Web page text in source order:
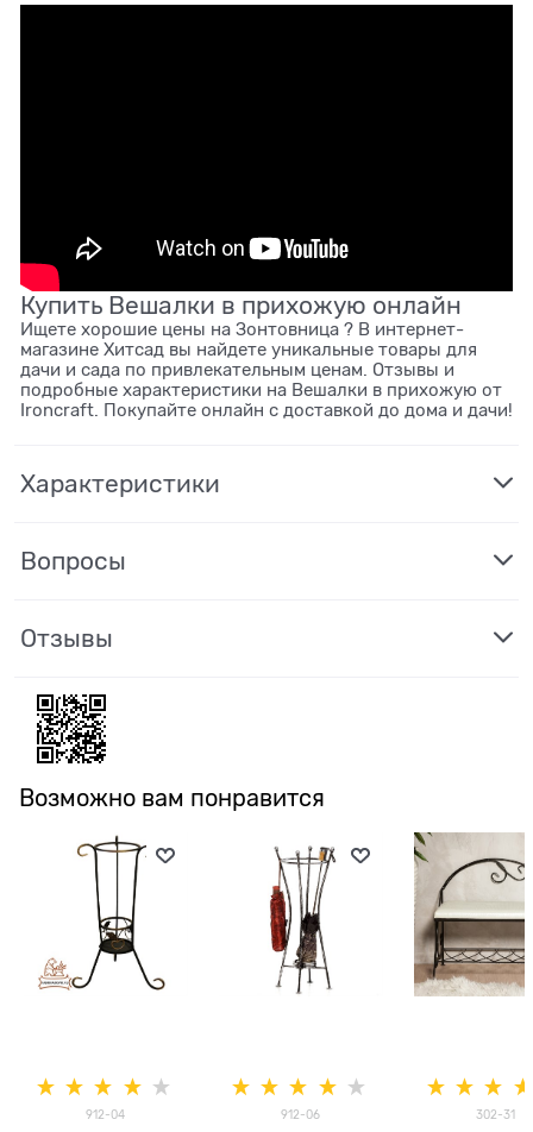
Купить Вешалки в прихожую онлайн
Ищете хорошие цены на Зонтовница ? В интернет-
магазине Хитсад вы найдете уникальные товары для
дачи и сада по привлекательным ценам. Отзывы и
подробные характеристики на Вешалки в прихожую от
Ironcraft. Покупайте онлайн с доставкой до дома и дачи!
Характеристики
Вопросы
Отзывы
Возможно вам понравится
912-04 912-06 302-31